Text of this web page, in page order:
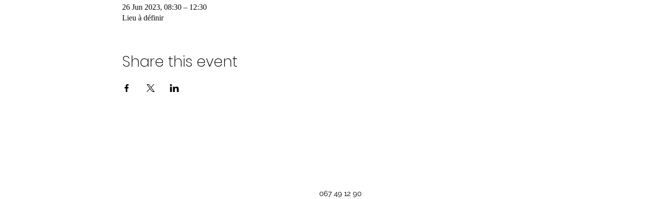
26 Jun 2023, 08:30 – 12:30
Lieu à définir
Share this event
067 49 12 90